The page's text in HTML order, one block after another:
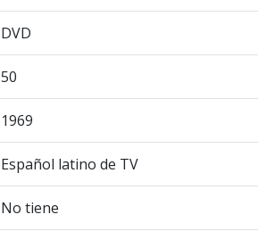
DVD
50
1969
Español latino de TV
No tiene